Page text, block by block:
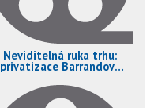
Neviditelná ruka trhu:
privatizace Barrandova